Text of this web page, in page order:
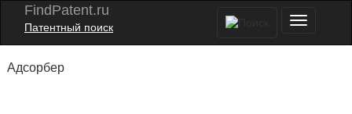
FindPatent.ru
Патентный поиск
Адсорбер